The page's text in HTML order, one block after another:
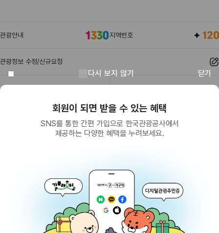
다시 보지 않기 닫기
회원이 되면 받을 수 있는 혜택
SNS를 통한 간편 가입으로 한국관광공사에서
제공하는 다양한 혜택을 누려보세요.
관광안내 지역번호
관광정보 수정/신규요청
관광정보
202-81-50707
통신판매업신고
제2009-서울중구-1234호